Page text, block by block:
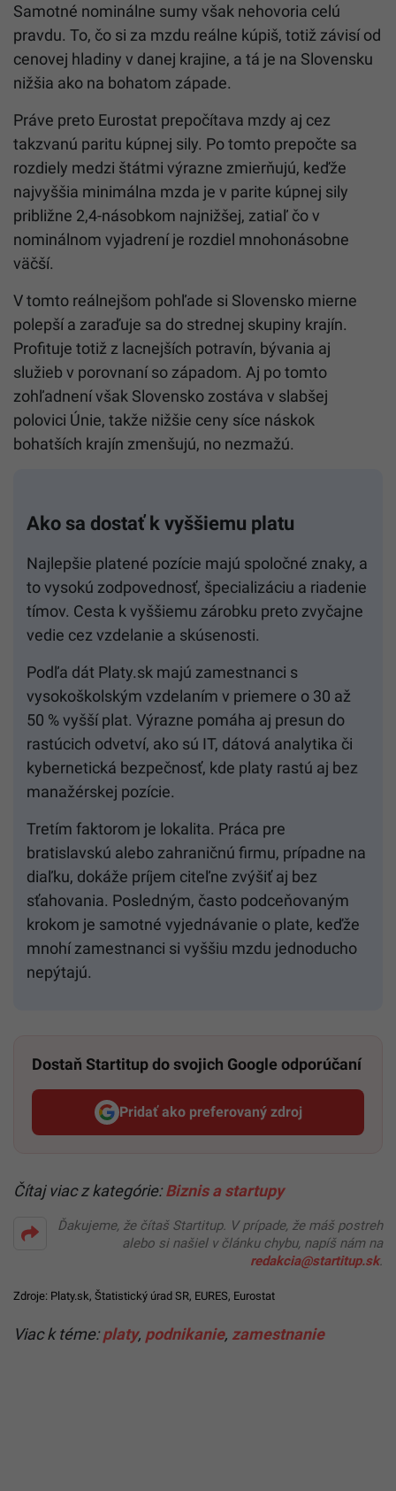
Samotné nominálne sumy však nehovoria celú
pravdu. To, čo si za mzdu reálne kúpiš, totiž závisí od
cenovej hladiny v danej krajine, a tá je na Slovensku
nižšia ako na bohatom západe.
Práve preto Eurostat prepočítava mzdy aj cez
takzvanú paritu kúpnej sily. Po tomto prepočte sa
rozdiely medzi štátmi výrazne zmierňujú, keďže
najvyššia minimálna mzda je v parite kúpnej sily
približne 2,4-násobkom najnižšej, zatiaľ čo v
nominálnom vyjadrení je rozdiel mnohonásobne
väčší.
V tomto reálnejšom pohľade si Slovensko mierne
polepší a zaraďuje sa do strednej skupiny krajín.
Profituje totiž z lacnejších potravín, bývania aj
služieb v porovnaní so západom. Aj po tomto
zohľadnení však Slovensko zostáva v slabšej
polovici Únie, takže nižšie ceny síce náskok
bohatších krajín zmenšujú, no nezmažú.
Ako sa dostať k vyššiemu platu
Najlepšie platené pozície majú spoločné znaky, a
to vysokú zodpovednosť, špecializáciu a riadenie
tímov. Cesta k vyššiemu zárobku preto zvyčajne
vedie cez vzdelanie a skúsenosti.
Podľa dát Platy.sk majú zamestnanci s
vysokoškolským vzdelaním v priemere o 30 až
50 % vyšší plat. Výrazne pomáha aj presun do
rastúcich odvetví, ako sú IT, dátová analytika či
kybernetická bezpečnosť, kde platy rastú aj bez
manažérskej pozície.
Tretím faktorom je lokalita. Práca pre
bratislavskú alebo zahraničnú firmu, prípadne na
diaľku, dokáže príjem citeľne zvýšiť aj bez
sťahovania. Posledným, často podceňovaným
krokom je samotné vyjednávanie o plate, keďže
mnohí zamestnanci si vyššiu mzdu jednoducho
nepýtajú.
Dostaň Startitup do svojich Google odporúčaní
Pridať ako preferovaný zdroj
Startitup, odkaz sa otvorí v
Čítaj viac z kategórie:Biznis a startupy
Ďakujeme, že čítaš Startitup. V prípade, že máš postreh
alebo si našiel v článku chybu, napíš nám na
redakcia@startitup.sk.
Zdroje: Platy.sk, Štatistický úrad SR, EURES, Eurostat
Viac k téme:platy, podnikanie, zamestnanie